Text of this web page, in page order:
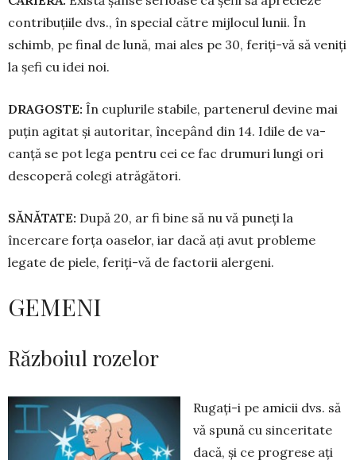
contribuțiile dvs., în special către mijlocul lunii. În
schimb, pe final de lună, mai ales pe 30, feri­ți-vă să veniți
la șefi cu idei noi.
DRAGOSTE: În cuplurile stabile, par­tenerul devine mai
puțin agitat și au­toritar, începând din 14. Idile de va­
canță se pot lega pentru cei ce fac dru­muri lungi ori
descoperă colegi atrăgători.
SĂNĂTATE: După 20, ar fi bine să nu vă puneți la
încercare forța oaselor, iar dacă ați avut probleme
legate de piele, feriți-vă de factorii alergeni.
GEMENI
Războiul rozelor
Rugați-i pe amicii dvs. să
vă spună cu sinceritate
dacă, și ce progrese ați